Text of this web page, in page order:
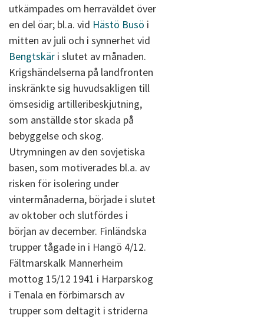
utkämpades om herraväldet över
en del öar; bl.a. vid Hästö Busö i
mitten av juli och i synnerhet vid
Bengtskär i slutet av månaden.
Krigshändelserna på landfronten
inskränkte sig huvudsakligen till
ömsesidig artilleribeskjutning,
som anställde stor skada på
bebyggelse och skog.
Utrymningen av den sovjetiska
basen, som motiverades bl.a. av
risken för isolering under
vintermånaderna, började i slutet
av oktober och slutfördes i
början av december. Finländska
trupper tågade in i Hangö 4/12.
Fältmarskalk Mannerheim
mottog 15/12 1941 i Harparskog
i Tenala en förbimarsch av
trupper som deltagit i striderna